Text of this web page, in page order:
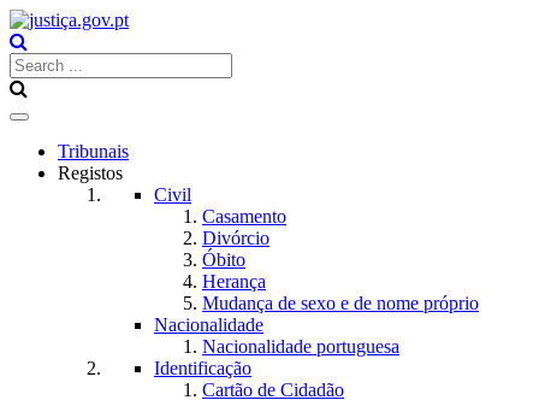
Toggle
navigationTribunais
Registos
Civil
Casamento
Divórcio
Óbito
Herança
Mudança de sexo e de nome próprio
Nacionalidade
Nacionalidade portuguesa
Identificação
Cartão de Cidadão